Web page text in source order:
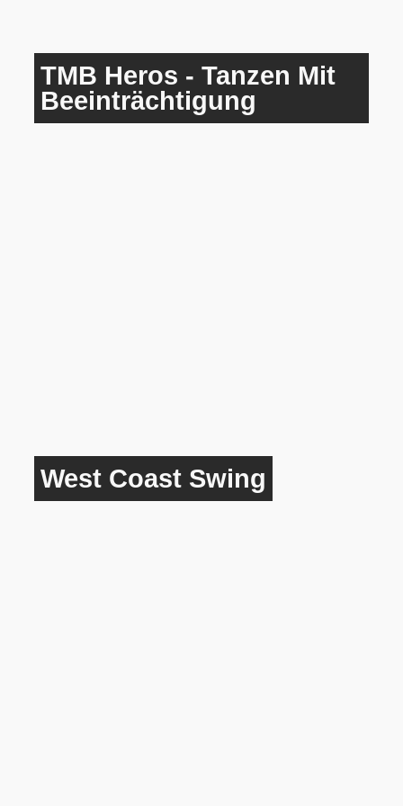
TMB Heros - Tanzen Mit
Beeinträchtigung
West Coast Swing